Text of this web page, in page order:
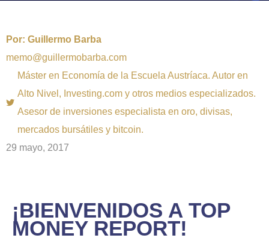
Por: Guillermo Barba
memo@guillermobarba.com
Máster en Economía de la Escuela Austríaca. Autor en
Alto Nivel, Investing.com y otros medios especializados.
Asesor de inversiones especialista en oro, divisas,
mercados bursátiles y bitcoin.
29 mayo, 2017
¡BIENVENIDOS A TOP
MONEY REPORT!